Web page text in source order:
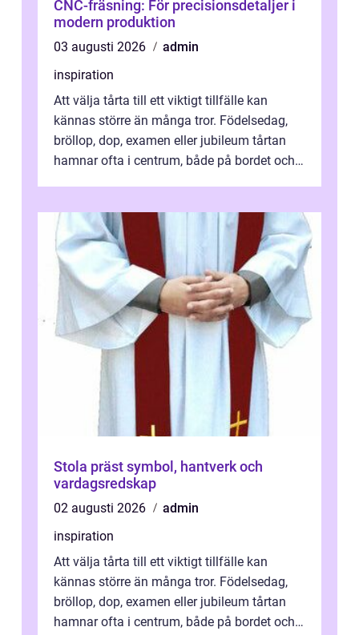
CNC-fräsning: För precisionsdetaljer i
modern produktion
03 augusti 2026
admin
inspiration
Att välja tårta till ett viktigt tillfälle kan
kännas större än många tror. Födelsedag,
bröllop, dop, examen eller jubileum tårtan
hamnar ofta i centrum, både på bordet och i
Stola präst symbol, hantverk och
vardagsredskap
02 augusti 2026
admin
inspiration
Att välja tårta till ett viktigt tillfälle kan
kännas större än många tror. Födelsedag,
bröllop, dop, examen eller jubileum tårtan
hamnar ofta i centrum, både på bordet och i